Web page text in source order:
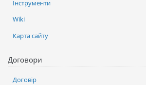
Інструменти
Wiki
Карта сайту
Договори
Договір